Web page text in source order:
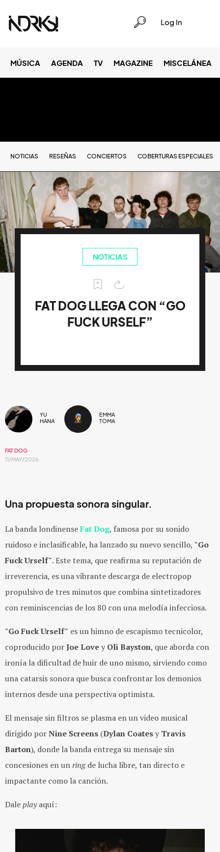
Log In
MÚSICA AGENDA TV MAGAZINE MISCELÁNEA
NOTICIAS RESEÑAS CONCIERTOS COBERTURAS ESPECIALES
NOTICIAS
FAT DOG LLEGA CON “GO
FUCK URSELF”
YU
HANA
EMMA
TOMA
FAT DOG
11/MAY/2026
Una propuesta sonora singular.
La banda londinenseFat Dog, famosa por su sonido
ruidoso e inclasificable, ha lanzado su nuevo sencillo, "Go
Fuck Urself". Este tema, que reafirma su reputación de
irreverencia, es una vibrante descarga de electropop
propulsivo de tres minutos que combina sintetizadores
con reminiscencias de los 80 con una melodía infecciosa.
"Go Fuck Urself" es un himno de escapismo tecnicolor,
coproducido porJoe Lovey Oli Bayston, que aborda con
ironía la dificultad de huir de uno mismo, sirviendo como
una catarsis sonora que busca confrontar los demonios
internos desde una perspectiva optimista.
El mensaje sin filtros se plasma en un video musical
dirigido porNine Screens (Dylan Coatesy Travis
Barton), donde la banda entrega su mensaje sin
concesiones en unringde lucha libre, tan directo e
impactante como la canción.
Daleplayaquí: